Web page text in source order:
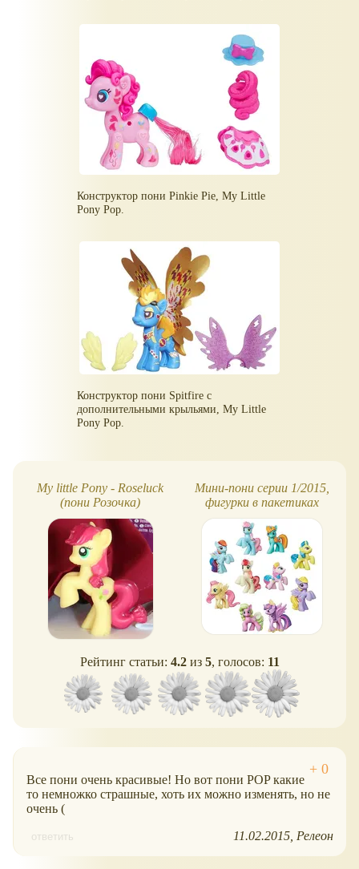
Конструктор пони Pinkie Pie, My Little
Pony Pop.
Конструктор пони Spitfire с
дополнительными крыльями, My Little
Pony Pop.
My little Pony - Roseluck
(пони Розочка)
Мини-пони серии 1/2015,
фигурки в пакетиках
Рейтинг статьи: 4.2из 5, голосов: 11
Все пони очень красивые! Но вот пони POP какие
то немножко страшные, хоть их можно изменять, но не
очень (
ответить 11.02.2015 Релеон